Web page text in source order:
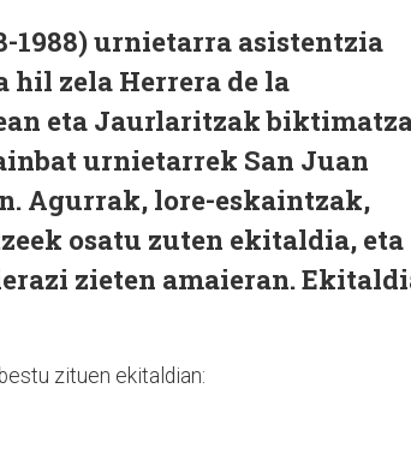
1988) urnietarra asistentzia
hil zela Herrera de la
eta Jaurlaritzak
urnietarrek San Juan
Agurrak, lore-eskaintzak,
osatu zuten ekitaldia, eta
zieten amaieran.
zituen ekitaldian: